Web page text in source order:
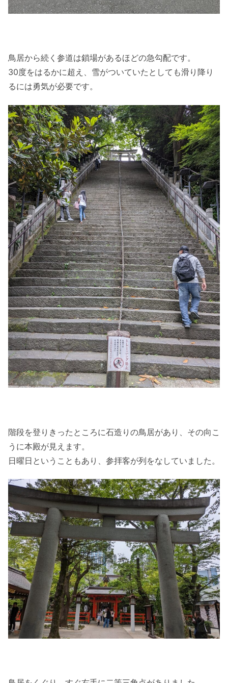
鳥居から続く参道は鎖場があるほどの急勾配です。
30度をはるかに超え、雪がついていたとしても滑り降り
るには勇気が必要です。
階段を登りきったところに石造りの鳥居があり、その向こ
うに本殿が見えます。
日曜日ということもあり、参拝客が列をなしていました。